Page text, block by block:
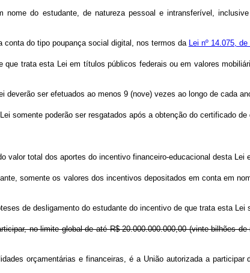
do estudante, de natureza pessoal e intransferível,
conta do tipo poupança social digital, nos termos da Lei nº 14.075,
trata esta Lei em títulos públicos federais ou em valores
deverão ser efetuados ao menos 9 (nove) vezes ao longo de cada
somente poderão ser resgatados após a obtenção do certificado
total dos aportes do incentivo financeiro-educacional desta Lei
somente os valores dos incentivos depositados em conta em
de desligamento do estudante do incentivo de que trata esta Lei
no limite global de até R$ 20.000.000.000,00 (vinte bilhões
orçamentárias e financeiras, é a União autorizada a